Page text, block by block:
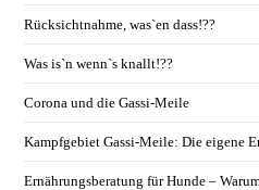
Rücksichtnahme, was`en dass!??
Was is`n wenn`s knallt!??
Corona und die Gassi-Meile
Kampfgebiet Gassi-Meile: Die eigene
Ernährungsberatung für Hunde –